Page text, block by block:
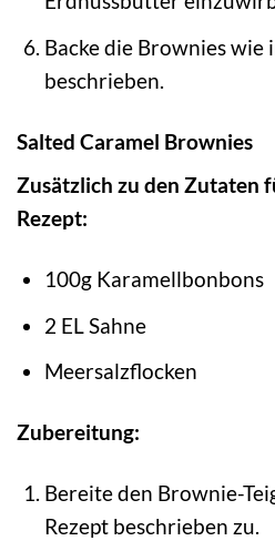
Backe die Brownies wie
beschrieben.
Salted Caramel Brownies
Zusätzlich zu den Zutaten
Rezept:
100g Karamellbonbons
2 EL Sahne
Meersalzflocken
Zubereitung:
Bereite den Brownie-
Rezept beschrieben zu.